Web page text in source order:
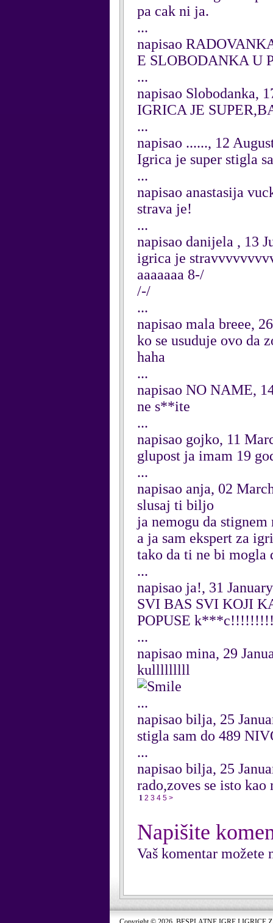
pa cak ni ja.
...
napisao
E SLOBODANKA U
...
napisao Slobodanka,
IGRICA JE
...
napisao ......, 12
Igrica je super stigla
...
napisao anastasija
strava je!
...
napisao danijela , 13
igrica je
aaaaaaa 8-/
/-/
...
napisao mala breee,
ko se usuduje ovo da
haha
...
napisao NO NAME,
ne s**ite
...
napisao gojko, 11
glupost ja imam 19
...
napisao anja, 02
slusaj ti biljo
ja nemogu da
a ja sam ekspert za
tako da ti ne bi mogla
...
napisao ja!, 31
SVI BAS SVI KOJI
POPUSE
...
napisao mina, 29
kulllllllll
...
napisao bilja, 25
stigla sam do 489
...
napisao bilja, 25
rado,zoves se isto
1 2 3 4 5 >
Napišite
Vaš komentar možete